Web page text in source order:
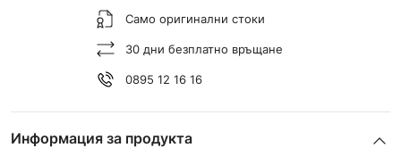
Само оригинални стоки
30 дни безплатно връщане
0895 12 16 16
Информация за продукта